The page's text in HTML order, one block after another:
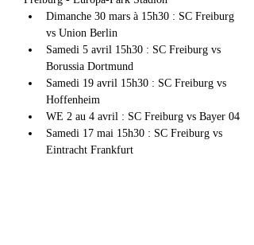
Dimanche 30 mars à 15h30 : SC Freiburg
vs Union Berlin
Samedi 5 avril 15h30 : SC Freiburg vs
Borussia Dortmund
Samedi 19 avril 15h30 : SC Freiburg vs
Hoffenheim
WE 2 au 4 avril : SC Freiburg vs Bayer 04
Samedi 17 mai 15h30 : SC Freiburg vs
Eintracht Frankfurt